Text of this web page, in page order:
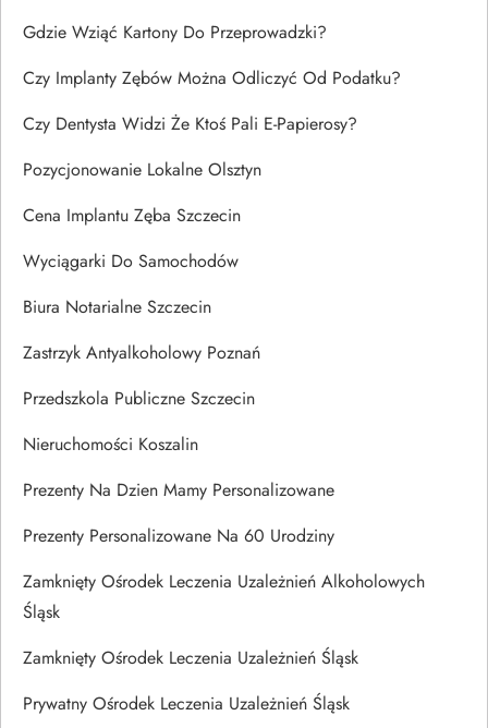
Gdzie Wziąć Kartony Do Przeprowadzki?
Czy Implanty Zębów Można Odliczyć Od Podatku?
Czy Dentysta Widzi Że Ktoś Pali E-Papierosy?
Pozycjonowanie Lokalne Olsztyn
Cena Implantu Zęba Szczecin
Wyciągarki Do Samochodów
Biura Notarialne Szczecin
Zastrzyk Antyalkoholowy Poznań
Przedszkola Publiczne Szczecin
Nieruchomości Koszalin
Prezenty Na Dzien Mamy Personalizowane
Prezenty Personalizowane Na 60 Urodziny
Zamknięty Ośrodek Leczenia Uzależnień Alkoholowych
Śląsk
Zamknięty Ośrodek Leczenia Uzależnień Śląsk
Prywatny Ośrodek Leczenia Uzależnień Śląsk